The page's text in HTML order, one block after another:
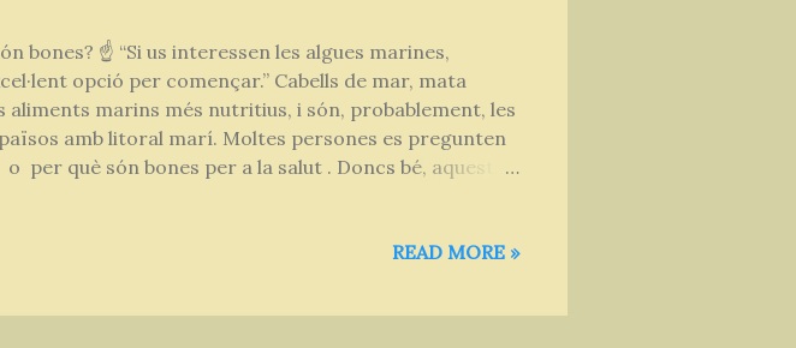
bones? ☝ “Si us interessen les algues marines,
opció per començar.” Cabells de mar, mata
aliments marins més nutritius, i són, probablement, les
amb litoral marí. Moltes persones es pregunten
per què són bones per a la salut . Doncs bé, aquests
procés, les algues alliberen oxigen i produeixen
verdes té poder antioxidant i depuratiu...
READ MORE »